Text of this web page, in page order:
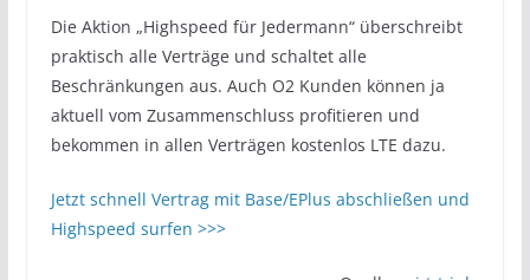
Die Aktion „Highspeed für Jedermann“ überschreibt
praktisch alle Verträge und schaltet alle
Beschränkungen aus. Auch O2 Kunden können ja
aktuell vom Zusammenschluss profitieren und
bekommen in allen Verträgen kostenlos LTE dazu.
Jetzt schnell Vertrag mit Base/EPlus abschließen und
Highspeed surfen >>>